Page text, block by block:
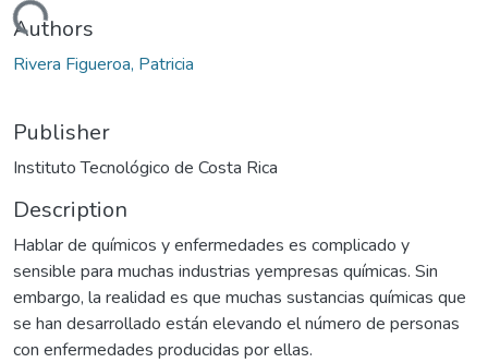
Loading...
Authors
Rivera Figueroa, Patricia
Publisher
Instituto Tecnológico de Costa Rica
Description
Hablar de químicos y enfermedades es complicado y
sensible para muchas industrias yempresas químicas. Sin
embargo, la realidad es que muchas sustancias químicas que
se han desarrollado están elevando el número de personas
con enfermedades producidas por ellas.